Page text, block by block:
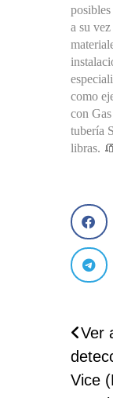
a su
como
con
tubería
libras.
Ver
Vice